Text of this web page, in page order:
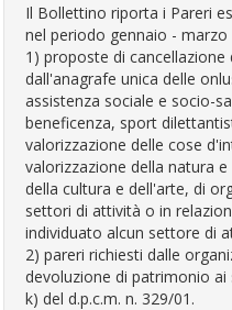
Il Bollettino riporta i Pareri
nel periodo gennaio -
1) proposte di cancellazione
dall'anagrafe unica delle
assistenza sociale e socio-
beneficenza, sport
valorizzazione delle cose
valorizzazione della natura
della cultura e dell'arte, di
settori di attività o in
individuato alcun settore di
2) pareri richiesti dalle
devoluzione di patrimonio
k) del d.p.c.m. n. 329/01.